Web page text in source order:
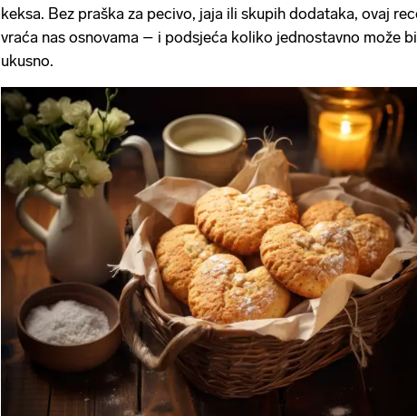
keksa. Bez praška za pecivo, jaja ili skupih dodataka, ovaj
vraća nas osnovama – i podsjeća koliko jednostavno može
ukusno.